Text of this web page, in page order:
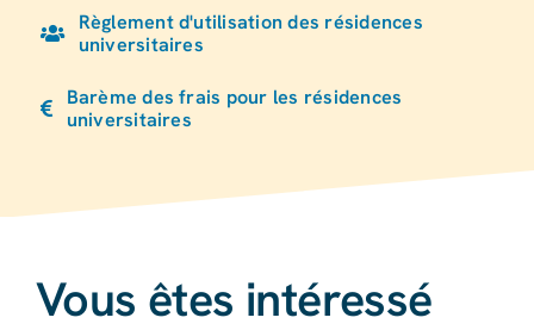
Règlement d'utilisation des résidences
universitaires
Barème des frais pour les résidences
universitaires
Vous êtes intéressé